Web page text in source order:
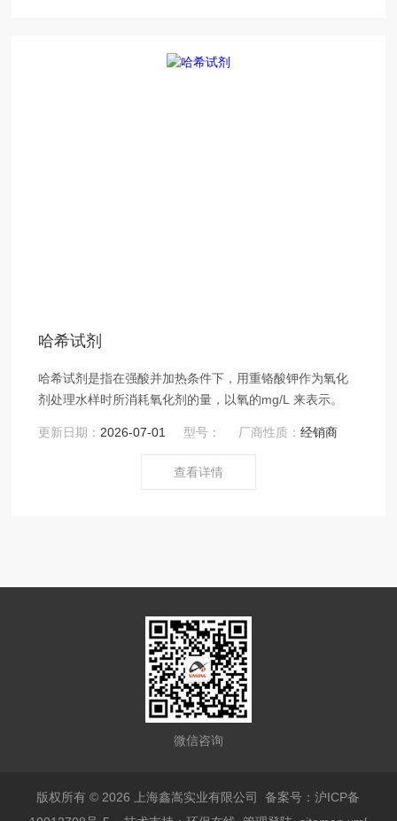
哈希试剂
哈希试剂是指在强酸并加热条件下，用重铬酸钾作为氧化
剂处理水样时所消耗氧化剂的量，以氧的mg/L 来表示。
更新日期： 2026-07-01 型号： 厂商性质：经销商
查看详情
微信咨询
版权所有 © 2026 上海鑫嵩实业有限公司备案号：沪ICP备